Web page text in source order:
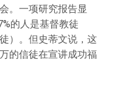
。一项研究报告显
的人是基督教徒
）。但史蒂文说，这
的信徒在宣讲成功福